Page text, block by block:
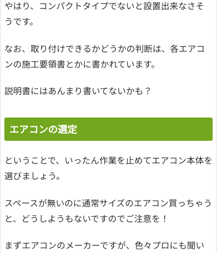
やはり、コンパクトタイプでないと設置出来なさそ
うです。
なお、取り付けできるかどうかの判断は、各エアコ
ンの施工要領書とかに書かれています。
説明書にはあんまり書いてないかも？
エアコンの選定
ということで、いったん作業を止めてエアコン本体を
選びましょう。
スペースが無いのに通常サイズのエアコン買っちゃう
と、どうしようもないですのでご注意を！
まずエアコンのメーカーですが、色々プロにも聞い